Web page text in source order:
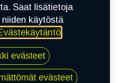
NANOENERGY VAN
Saat lisätietoja
käytöstä
.
evästeet
evästeet